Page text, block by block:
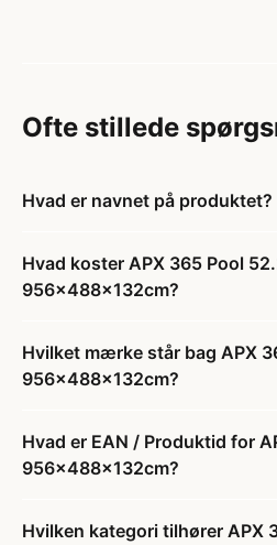
Ofte stillede
Hvad er navnet på produktet?
Hvad koster APX 365 Pool
956x488x132cm?
Hvilket mærke står bag APX
956x488x132cm?
Hvad er EAN / Produktid for
956x488x132cm?
Hvilken kategori tilhører APX